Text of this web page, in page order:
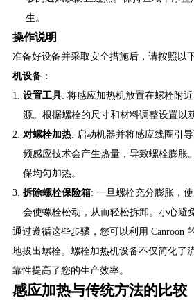
生。
操作说明
准备好设备并采取安全措施后，请按照以
机设备：
设置工具: 将感应加热机放置在螺栓附
源。根据螺栓的尺寸和材料调整设置以
对螺栓加热: 启动机器并将感应线圈引
频感应技术会产生热量，导致螺栓膨胀
保均匀加热。
拆除螺栓保险箱: 一旦螺栓充分膨胀，
会使螺栓松动，从而轻松拆卸。小心避
通过遵循这些步骤，您可以利用 Canroon
地拔出螺栓。螺栓加热机设备不仅简化了
靠性提高了您的生产效率。
感应加热与传统方法的比较